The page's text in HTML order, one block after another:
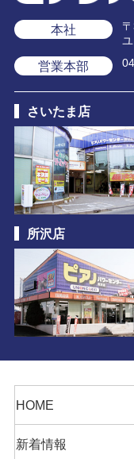
本社
営業本部
さいたま店
所沢店
HOME
新着情報